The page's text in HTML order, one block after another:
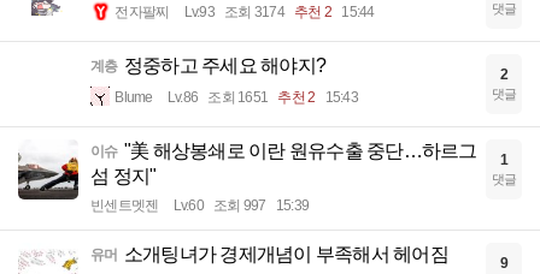
전자팔찌 Lv.93 조회 3174 추천 2 15:44 댓글
계층 정중하고 주세요 해야지?
Blume Lv.86 조회 1651 추천 2 15:43
2
댓글
이슈 "美 해상봉쇄로 이란 원유수출 중단…하르그
섬 정지"
빈센트멧젠 Lv.60 조회 997 15:39
1
댓글
유머 소개팅녀가 경제개념이 부족해서 헤어짐 9